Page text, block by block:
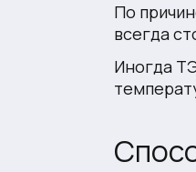
По
всегда
Иногда